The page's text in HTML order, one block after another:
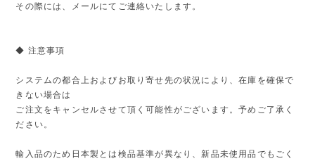
その際には、メールにてご連絡いたします。
◆ 注意事項
システムの都合上およびお取り寄せ先の状況により、在庫を確保で
きない場合は
ご注文をキャンセルさせて頂く可能性がございます。予めご了承く
ださい。
輸入品のため日本製とは検品基準が異なり、新品未使用品でもごく